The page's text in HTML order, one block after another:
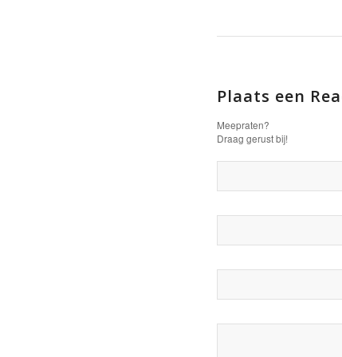
Plaats een
Meepraten?
Draag gerust bij!